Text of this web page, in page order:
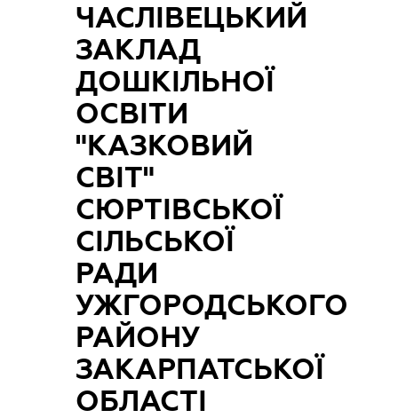
ЧАСЛІВЕЦЬКИЙ
ЗАКЛАД
ДОШКІЛЬНОЇ
ОСВІТИ
"КАЗКОВИЙ
СВІТ"
СЮРТІВСЬКОЇ
СІЛЬСЬКОЇ
РАДИ
УЖГОРОДСЬКОГО
РАЙОНУ
ЗАКАРПАТСЬКОЇ
ОБЛАСТІ